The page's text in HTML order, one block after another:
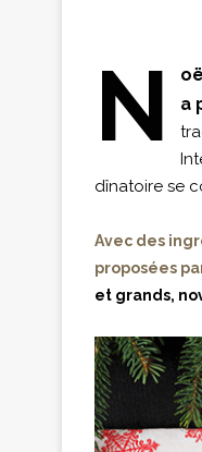
N
a
dînatoire se
Avec des
proposées
et grands,